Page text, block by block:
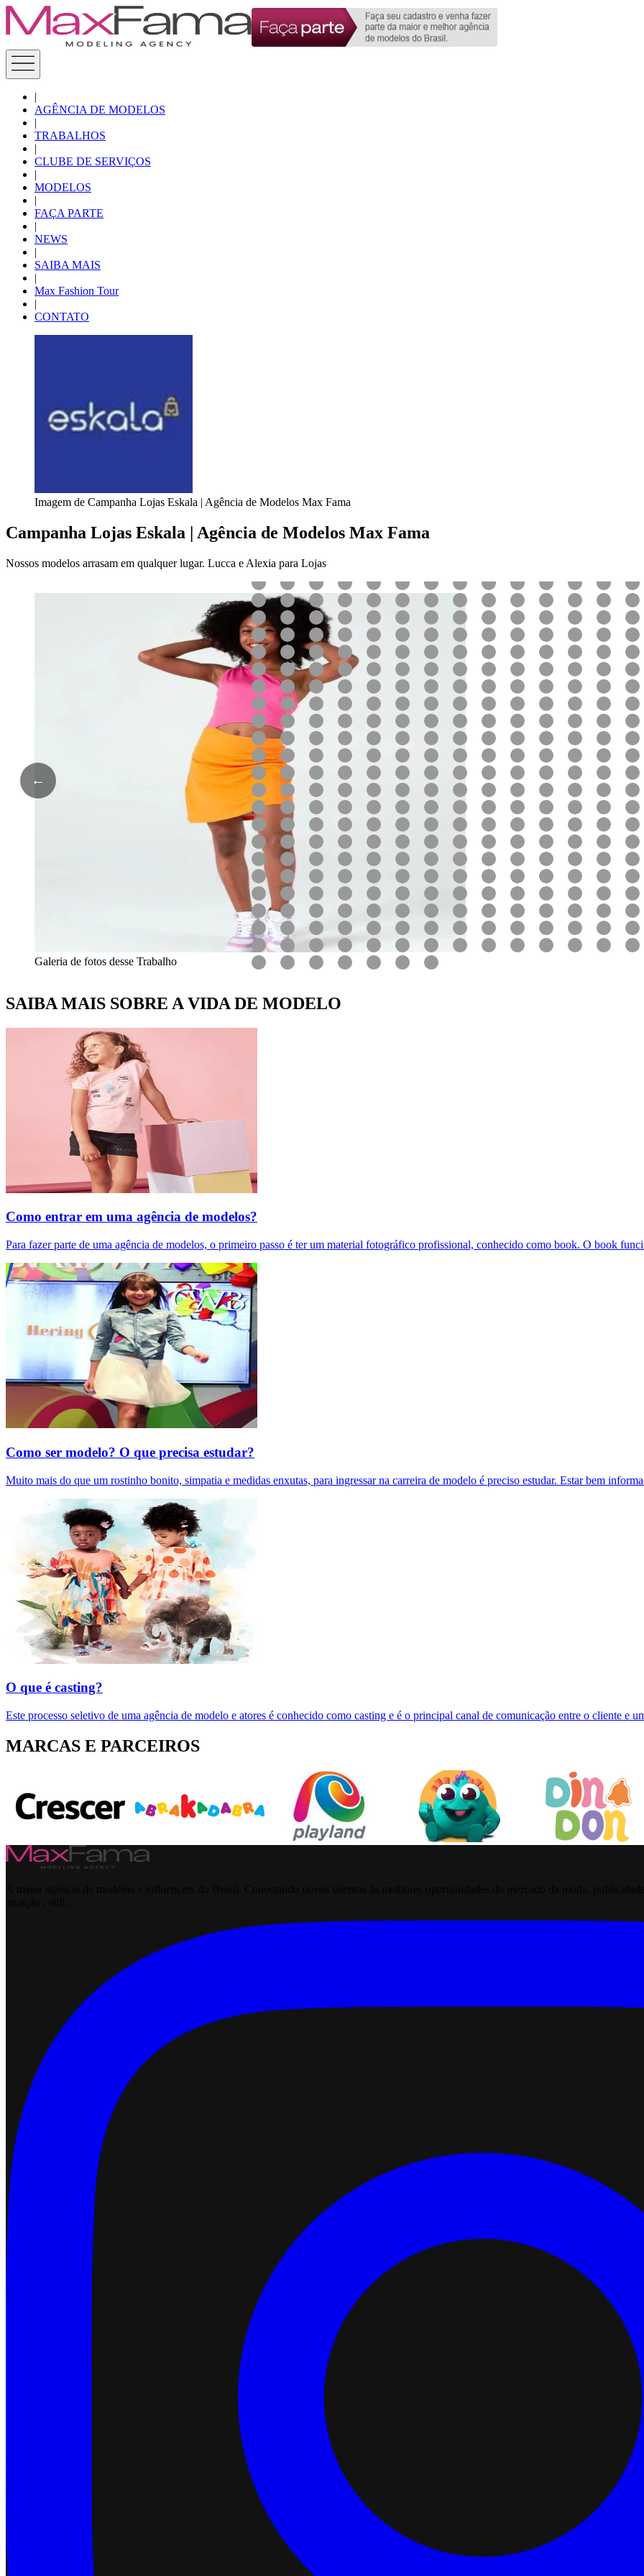
|
AGÊNCIA DE MODELOS
|
TRABALHOS
|
CLUBE DE SERVIÇOS
|
MODELOS
|
FAÇA PARTE
|
NEWS
|
SAIBA MAIS
|
Max Fashion Tour
|
CONTATO
Imagem de Campanha Lojas Eskala | Agência de Modelos Max Fama
Campanha Lojas Eskala | Agência de Modelos Max Fama
Nossos modelos arrasam em qualquer lugar. Lucca e Alexia para Lojas
Galeria de fotos desse Trabalho
←
SAIBA MAIS SOBRE A VIDA DE MODELO
Como entrar em uma agência de modelos?
Para fazer parte de uma agência de modelos, o primeiro passo é ter um material fotográfico profissional, conhecido como book. O book
Como ser modelo? O que precisa estudar?
Muito mais do que um rostinho bonito, simpatia e medidas enxutas, para ingressar na carreira de modelo é preciso estudar. Estar bem
O que é casting?
Este processo seletivo de uma agência de modelo e atores é conhecido como casting e é o principal canal de comunicação entre o cliente e
MARCAS E PARCEIROS